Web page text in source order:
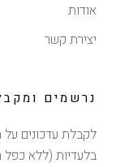
אודות
יצירת קשר
נרשמים ומקבלים
לקבלת עדכונים על
בלעדיות (ללא